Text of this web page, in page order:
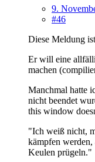
9.
#46
Diese Meldung
Er will eine
machen
Manchmal hatte
nicht beendet
this window
"Ich weiß nicht,
kämpfen
Keulen prügeln."